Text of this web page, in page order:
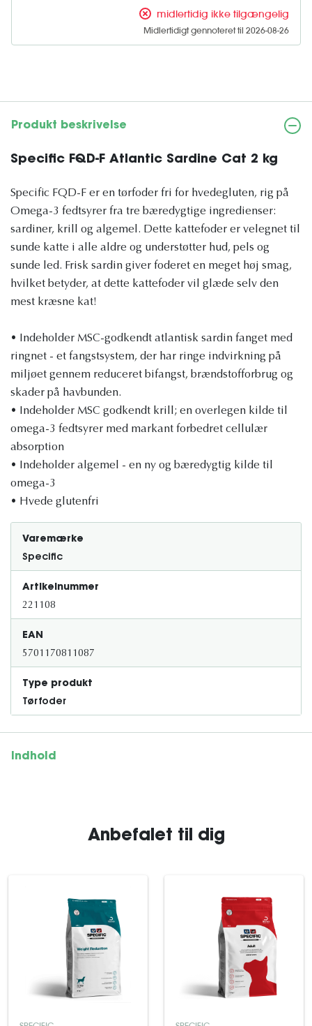
midlertidig ikke tilgængelig
Midlertidigt gennoteret til 2026-08-26
Produkt beskrivelse
Specific FQD-F Atlantic Sardine Cat 2 kg
Specific FQD-F er en tørfoder fri for hvedegluten, rig på
Omega-3 fedtsyrer fra tre bæredygtige ingredienser:
sardiner, krill og algemel. Dette kattefoder er velegnet til
sunde katte i alle aldre og understøtter hud, pels og
sunde led. Frisk sardin giver foderet en meget høj smag,
hvilket betyder, at dette kattefoder vil glæde selv den
mest kræsne kat!
• Indeholder MSC-godkendt atlantisk sardin fanget med
ringnet - et fangstsystem, der har ringe indvirkning på
miljøet gennem reduceret bifangst, brændstofforbrug og
skader på havbunden.
• Indeholder MSC godkendt krill; en overlegen kilde til
omega-3 fedtsyrer med markant forbedret cellulær
absorption
• Indeholder algemel - en ny og bæredygtig kilde til
omega-3
• Hvede glutenfri
Varemærke
Specific
Artikelnummer
221108
EAN
5701170811087
Type produkt
Tørfoder
Indhold
Anbefalet til dig